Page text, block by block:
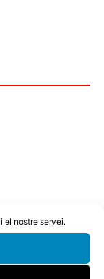
el nostre servei.